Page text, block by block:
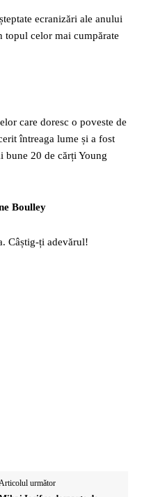
ecranizări ale anului
topul celor mai cumpărate
care doresc o poveste de
întreaga lume și a fost
bune 20 de cărți Young
Boulley
Câștig-ți adevărul!
următor